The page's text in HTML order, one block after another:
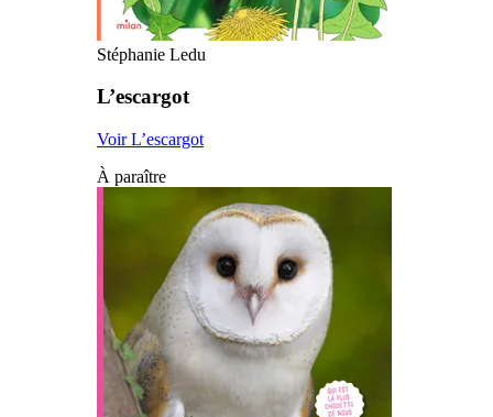
Stéphanie Ledu
L’escargot
Voir L’escargot
À paraître